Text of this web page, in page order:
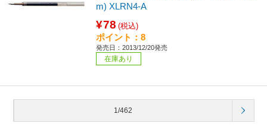
m) XLRN4-A
¥78 (税込)
ポイント：8
発売日：2013/12/20発売
在庫あり
1/462